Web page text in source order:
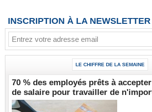
INSCRIPTION À LA NEWSLETTER
LE CHIFFRE DE LA SEMAINE
70 % des employés prêts à
de salaire pour travailler de